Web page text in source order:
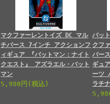
マクファーレントイズ DC マル
チバース 7インチ アクションフ
ィギュア 『バットマン：ナイト
クエスト』 アズラエル・バット
マン
5,980円(税込)
バッ
クフ
バー
ギュ
ーツ
ラチ